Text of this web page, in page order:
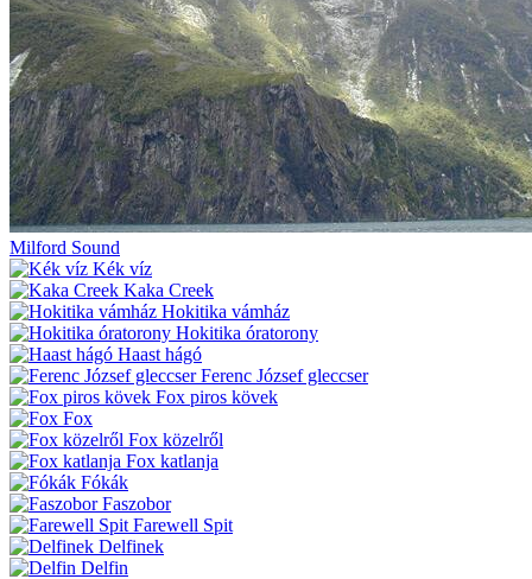
Milford Sound
Kék víz
Kaka Creek
Hokitika vámház
Hokitika óratorony
Haast hágó
Ferenc József gleccser
Fox piros kövek
Fox
Fox közelről
Fox katlanja
Fókák
Faszobor
Farewell Spit
Delfinek
Delfin